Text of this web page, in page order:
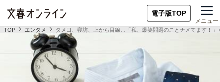
電子版TOP
メニュー
TOP エンタメ タメ口、寝坊、上から目線…「私、爆笑問題のことナメてます！」